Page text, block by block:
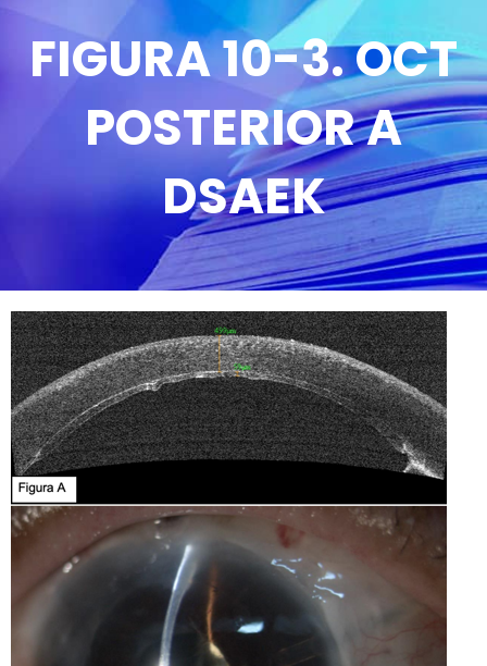
FIGURA 10-3. OCT
POSTERIOR A
DSAEK